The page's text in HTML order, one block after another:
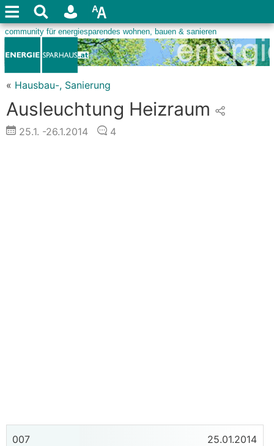
« Hausbau-, Sanierung
Ausleuchtung Heizraum
25.1. -26.1.2014 4
007 25.01.2014